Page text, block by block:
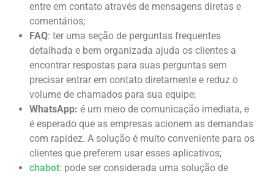
entre em contato através de mensagens diretas e
comentários;
FAQ: ter uma seção de perguntas frequentes
detalhada e bem organizada ajuda os clientes a
encontrar respostas para suas perguntas sem
precisar entrar em contato diretamente e reduz o
volume de chamados para sua equipe;
WhatsApp: é um meio de comunicação imediata, e
é esperado que as empresas acionem as demandas
com rapidez. A solução é muito conveniente para os
clientes que preferem usar esses aplicativos;
chabot: pode ser considerada uma solução de